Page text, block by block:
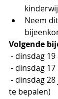
Neem
Volgende
- dinsdag
- dinsdag
te bepalen)